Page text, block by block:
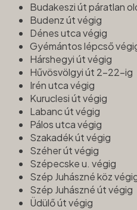
Budakeszi út páratlan
Budenz út végig
Dénes utca végig
Gyémántos lépcső
Hárshegyi út végig
Hűvösvölgyi út 2-22-ig
Irén utca végig
Kuruclesi út végig
Labanc út végig
Pálos utca végig
Szakadék út végig
Széher út végig
Szépecske u. végig
Szép Juhászné köz
Szép Juhászné út végig
Üdülő út végig